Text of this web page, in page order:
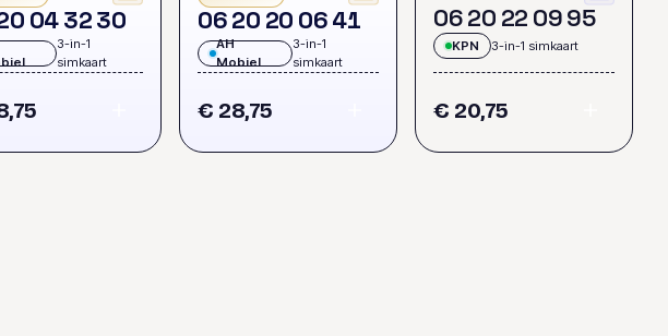
0 043230
3-in-1
simkaart
0620 20 0641
AH
Mobiel
3-in-1
simkaart
€ 28,75
0620 22 0995
KPN 3-in-1 simkaart
€ 20,75